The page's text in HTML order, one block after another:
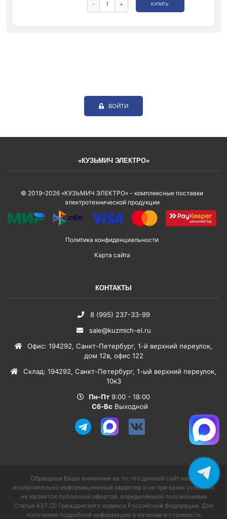
- + КУПИТЬ
ВОЙТИ
«КУЗЬМИЧ ЭЛЕКТРО»
© 2019–2026 «КУЗЬМИЧ ЭЛЕКТРО» - комплексные поставки
электротехнической продукции
Политика конфиденциальности
Карта сайта
КОНТАКТЫ
8 (995) 237-33-99
sale@kuzmich-el.ru
Офис: 194292, Санкт-Петербург, 1-й верхний переулок,
дом 12в, офис 122
Склад: 194292, Санкт-Петербург, 1-ый верхний переулок,
10к3
Пн-Пт 9:00 - 18:00
Сб-Вс Выходной
Обращаем Ваше внимание на то, что данный сайт носит
исключительно информационный характер и ни при каких условиях
не является публичной офертой, определяемой положениями
Статьи 437 (2) Гражданского кодекса Российской Федерации. Для
получения подробной информации о наличии и стоимости